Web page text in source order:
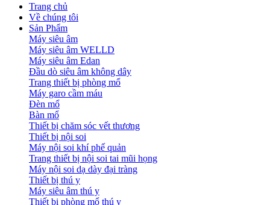
Trang chủ
Về chúng tôi
Sản Phẩm
Máy siêu âm
Máy siêu âm WELLD
Máy siêu âm Edan
Đầu dò siêu âm không dây
Trang thiết bị phòng mổ
Máy garo cầm máu
Đèn mổ
Bàn mổ
Thiết bị chăm sóc vết thương
Thiết bị nội soi
Máy nội soi khí phế quản
Trang thiết bị nội soi tai mũi họng
Máy nội soi dạ dày đại tràng
Thiết bị thú y
Máy siêu âm thú y
Thiết bị phòng mổ thú y